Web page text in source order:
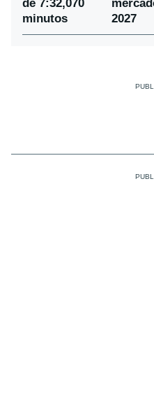
de 7:32,070
minutos
2027